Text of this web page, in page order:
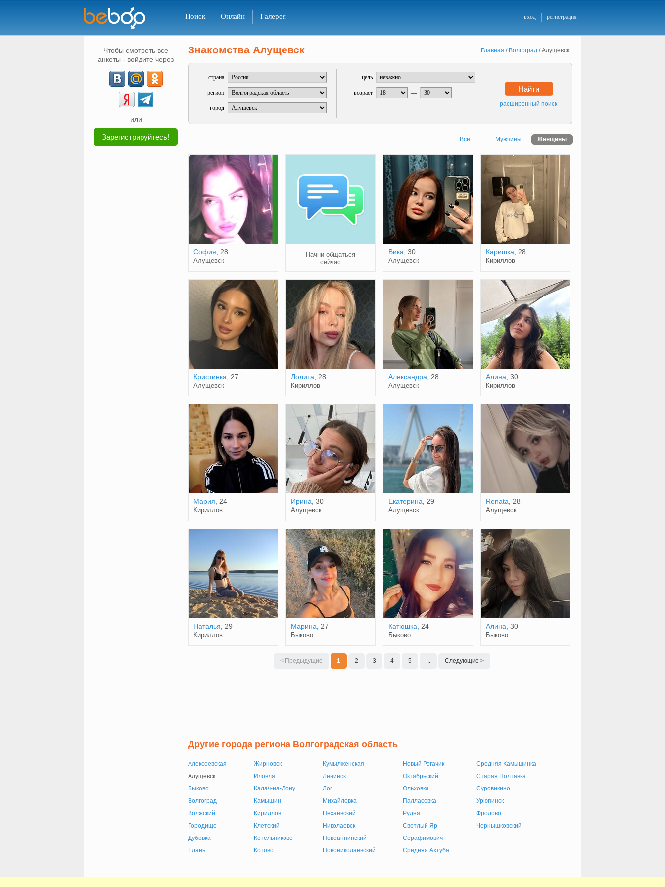
Поиск Онлайн Галерея вход регистрация
Чтобы смотреть все
анкеты - войдите через
или
Зарегистрируйтесь!
Знакомства Алущевск Главная / Волгоград/Алущевск
страна
регион
город
цель
возраст — Найти
расширенный поиск
Все Мужчины Женщины
София , 28
Алущевск
Начни общаться
сейчас
Вика , 30
Алущевск
Каришка , 28
Кириллов
Кристинка , 27
Алущевск
Лолита , 28
Кириллов
Александра , 28
Алущевск
Алина , 30
Кириллов
Мария , 24
Кириллов
Ирина , 30
Алущевск
Екатерина , 29
Алущевск
Renata , 28
Алущевск
Наталья , 29
Кириллов
Марина , 27
Быково
Катюшка , 24
Быково
Алина , 30
Быково
< Предыдущие 1 2 3 4 5 ... Следующие >
Другие города региона Волгоградская область
Алексеевская
Алущевск
Быково
Волгоград
Волжский
Городище
Дубовка
Елань
Жирновск
Иловля
Калач-на-Дону
Камышин
Кириллов
Клетский
Котельниково
Котово
Кумылженская
Ленинск
Лог
Михайловка
Нехаевский
Николаевск
Новоаннинский
Новониколаевский
Новый Рогачик
Октябрьский
Ольховка
Палласовка
Рудня
Светлый Яр
Серафимович
Средняя Ахтуба
Средняя Камышинка
Старая Полтавка
Суровикино
Урюпинск
Фролово
Чернышковский